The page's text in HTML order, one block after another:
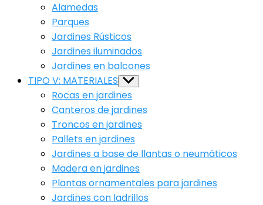
Alamedas
Parques
Jardines Rústicos
Jardines iluminados
Jardines en balcones
TIPO V: MATERIALES Show
sub
menu
Rocas en jardines
Canteros de jardines
Troncos en jardines
Pallets en jardines
Jardines a base de llantas o neumáticos
Madera en jardines
Plantas ornamentales para jardines
Jardines con ladrillos